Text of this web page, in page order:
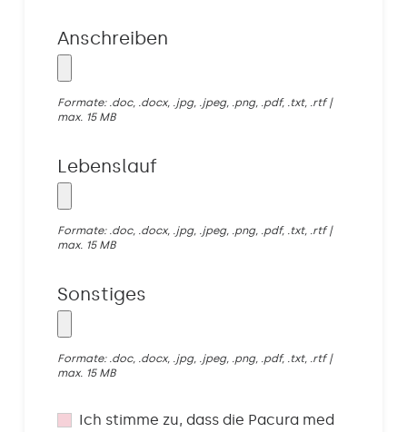
Anschreiben
Formate: .doc, .docx, .jpg, .jpeg, .png, .pdf, .txt, .rtf |
max. 15 MB
Lebenslauf
Formate: .doc, .docx, .jpg, .jpeg, .png, .pdf, .txt, .rtf |
max. 15 MB
Sonstiges
Formate: .doc, .docx, .jpg, .jpeg, .png, .pdf, .txt, .rtf |
max. 15 MB
Ich stimme zu, dass die Pacura med